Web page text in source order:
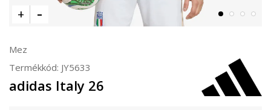
Mez
Termékkód: JY5633
adidas Italy 26